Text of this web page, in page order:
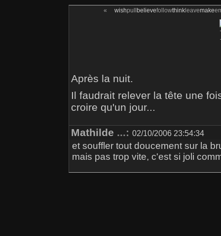
« wishpull believefollowthinkleavemake
Après la nuit.
Il faudrait relever la tête une
croire qu'un jour...
Mathilde ...: 02/10/2006 23:54:34
et souffler tout doucement sur la
mais pas trop vite, c'est si joli